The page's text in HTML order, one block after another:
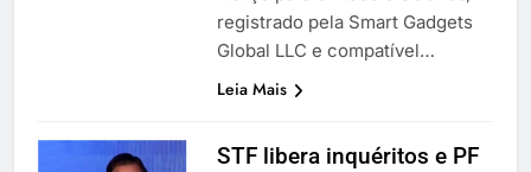
registrado pela Smart Gadgets
Global LLC e compatível…
Leia Mais
STF libera inquéritos e PF